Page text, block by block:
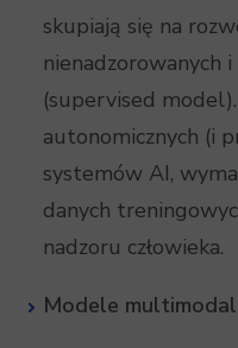
skupiają się na
nienadzorowanych
(supervised
autonomicznych (i
systemów AI,
danych
nadzoru człowieka.
Modele